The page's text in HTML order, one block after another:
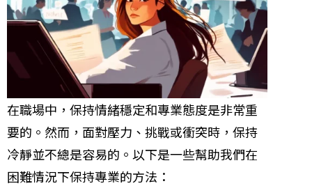
在職場中，保持情緒穩定和專業態度是非常重
要的。然而，面對壓力、挑戰或衝突時，保持
冷靜並不總是容易的。以下是一些幫助我們在
困難情況下保持專業的方法：